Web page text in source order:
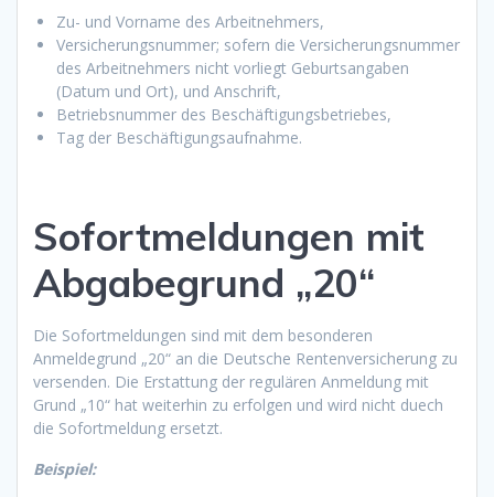
Zu- und Vorname des Arbeitnehmers,
Versicherungsnummer; sofern die Versicherungsnummer
des Arbeitnehmers nicht vorliegt Geburtsangaben
(Datum und Ort), und Anschrift,
Betriebsnummer des Beschäftigungsbetriebes,
Tag der Beschäftigungsaufnahme.
Sofortmeldungen mit
Abgabegrund „20“
Die Sofortmeldungen sind mit dem besonderen
Anmeldegrund „20“ an die Deutsche Rentenversicherung zu
versenden. Die Erstattung der regulären Anmeldung mit
Grund „10“ hat weiterhin zu erfolgen und wird nicht duech
die Sofortmeldung ersetzt.
Beispiel: